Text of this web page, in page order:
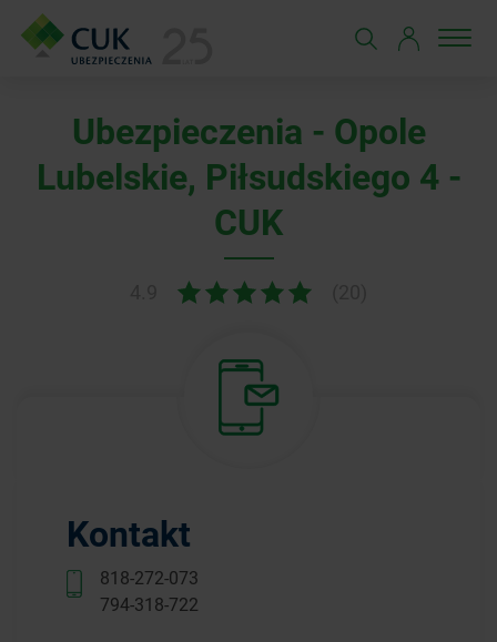
Ubezpieczenia - Opole
Lubelskie, Piłsudskiego 4 -
CUK
Kontakt
818-272-073
794-318-722